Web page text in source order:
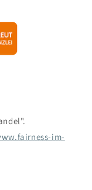
im-